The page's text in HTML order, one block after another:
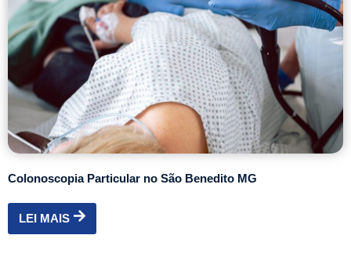
Colonoscopia Particular no São Benedito MG
LEI MAIS